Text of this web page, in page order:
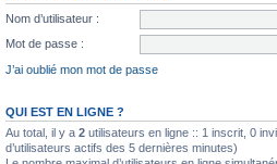
Nom d’utilisateur :
Mot de passe :
J’ai oublié mon mot de passe
QUI EST EN LIGNE ?
Au total, il y a 2 utilisateurs en ligne :: 1 inscrit, 0
d’utilisateurs actifs des 5 dernières minutes)